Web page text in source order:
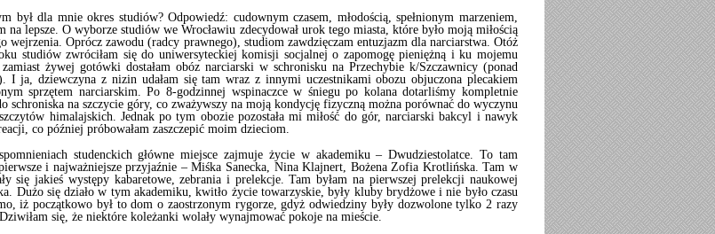
był dla mnie okres studiów? Odpowiedź: cudownym czasem, młodością, spełnionym marzeniem,
na lepsze. O wyborze studiów we Wrocławiu zdecydował urok tego miasta, które było moją miłością
wejrzenia. Oprócz zawodu (radcy prawnego), studiom zawdzięczam entuzjazm dla narciarstwa. Otóż
studiów zwróciłam się do uniwersyteckiej komisji socjalnej o zapomogę pieniężną i ku mojemu
żywej gotówki dostałam obóz narciarski w schronisku na Przechybie k/Szczawnicy (ponad
I ja, dziewczyna z nizin udałam się tam wraz z innymi uczestnikami obozu objuczona plecakiem
sprzętem narciarskim. Po 8-godzinnej wspinaczce w śniegu po kolana dotarliśmy kompletnie
schroniska na szczycie góry, co zważywszy na moją kondycję fizyczną można porównać do wyczynu
himalajskich. Jednak po tym obozie pozostała mi miłość do gór, narciarski bakcyl i nawyk
co później próbowałam zaszczepić moim dzieciom.
studenckich główne miejsce zajmuje życie w akademiku – Dwudziestolatce. To tam
i najważniejsze przyjaźnie – Miśka Sanecka, Nina Klajnert, Bożena Zofia Krotlińska. Tam w
się jakieś występy kabaretowe, zebrania i prelekcje. Tam byłam na pierwszej prelekcji naukowej
Dużo się działo w tym akademiku, kwitło życie towarzyskie, były kluby brydżowe i nie było czasu
iż początkowo był to dom o zaostrzonym rygorze, gdyż odwiedziny były dozwolone tylko 2 razy
się, że niektóre koleżanki wolały wynajmować pokoje na mieście.